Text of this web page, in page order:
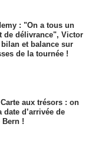
: "On a tous un
de délivrance", Victor
et balance sur
de la tournée !
aux trésors : on
date d’arrivée de
Bern !